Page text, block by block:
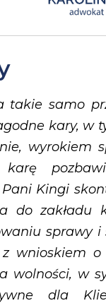
takie samo
kary, w
wyrokiem
Kingi
do zakładu
sprawy
wnioskiem
wolności, w
dla